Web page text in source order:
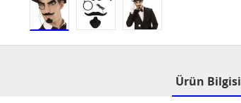
Ürün Bilgisi